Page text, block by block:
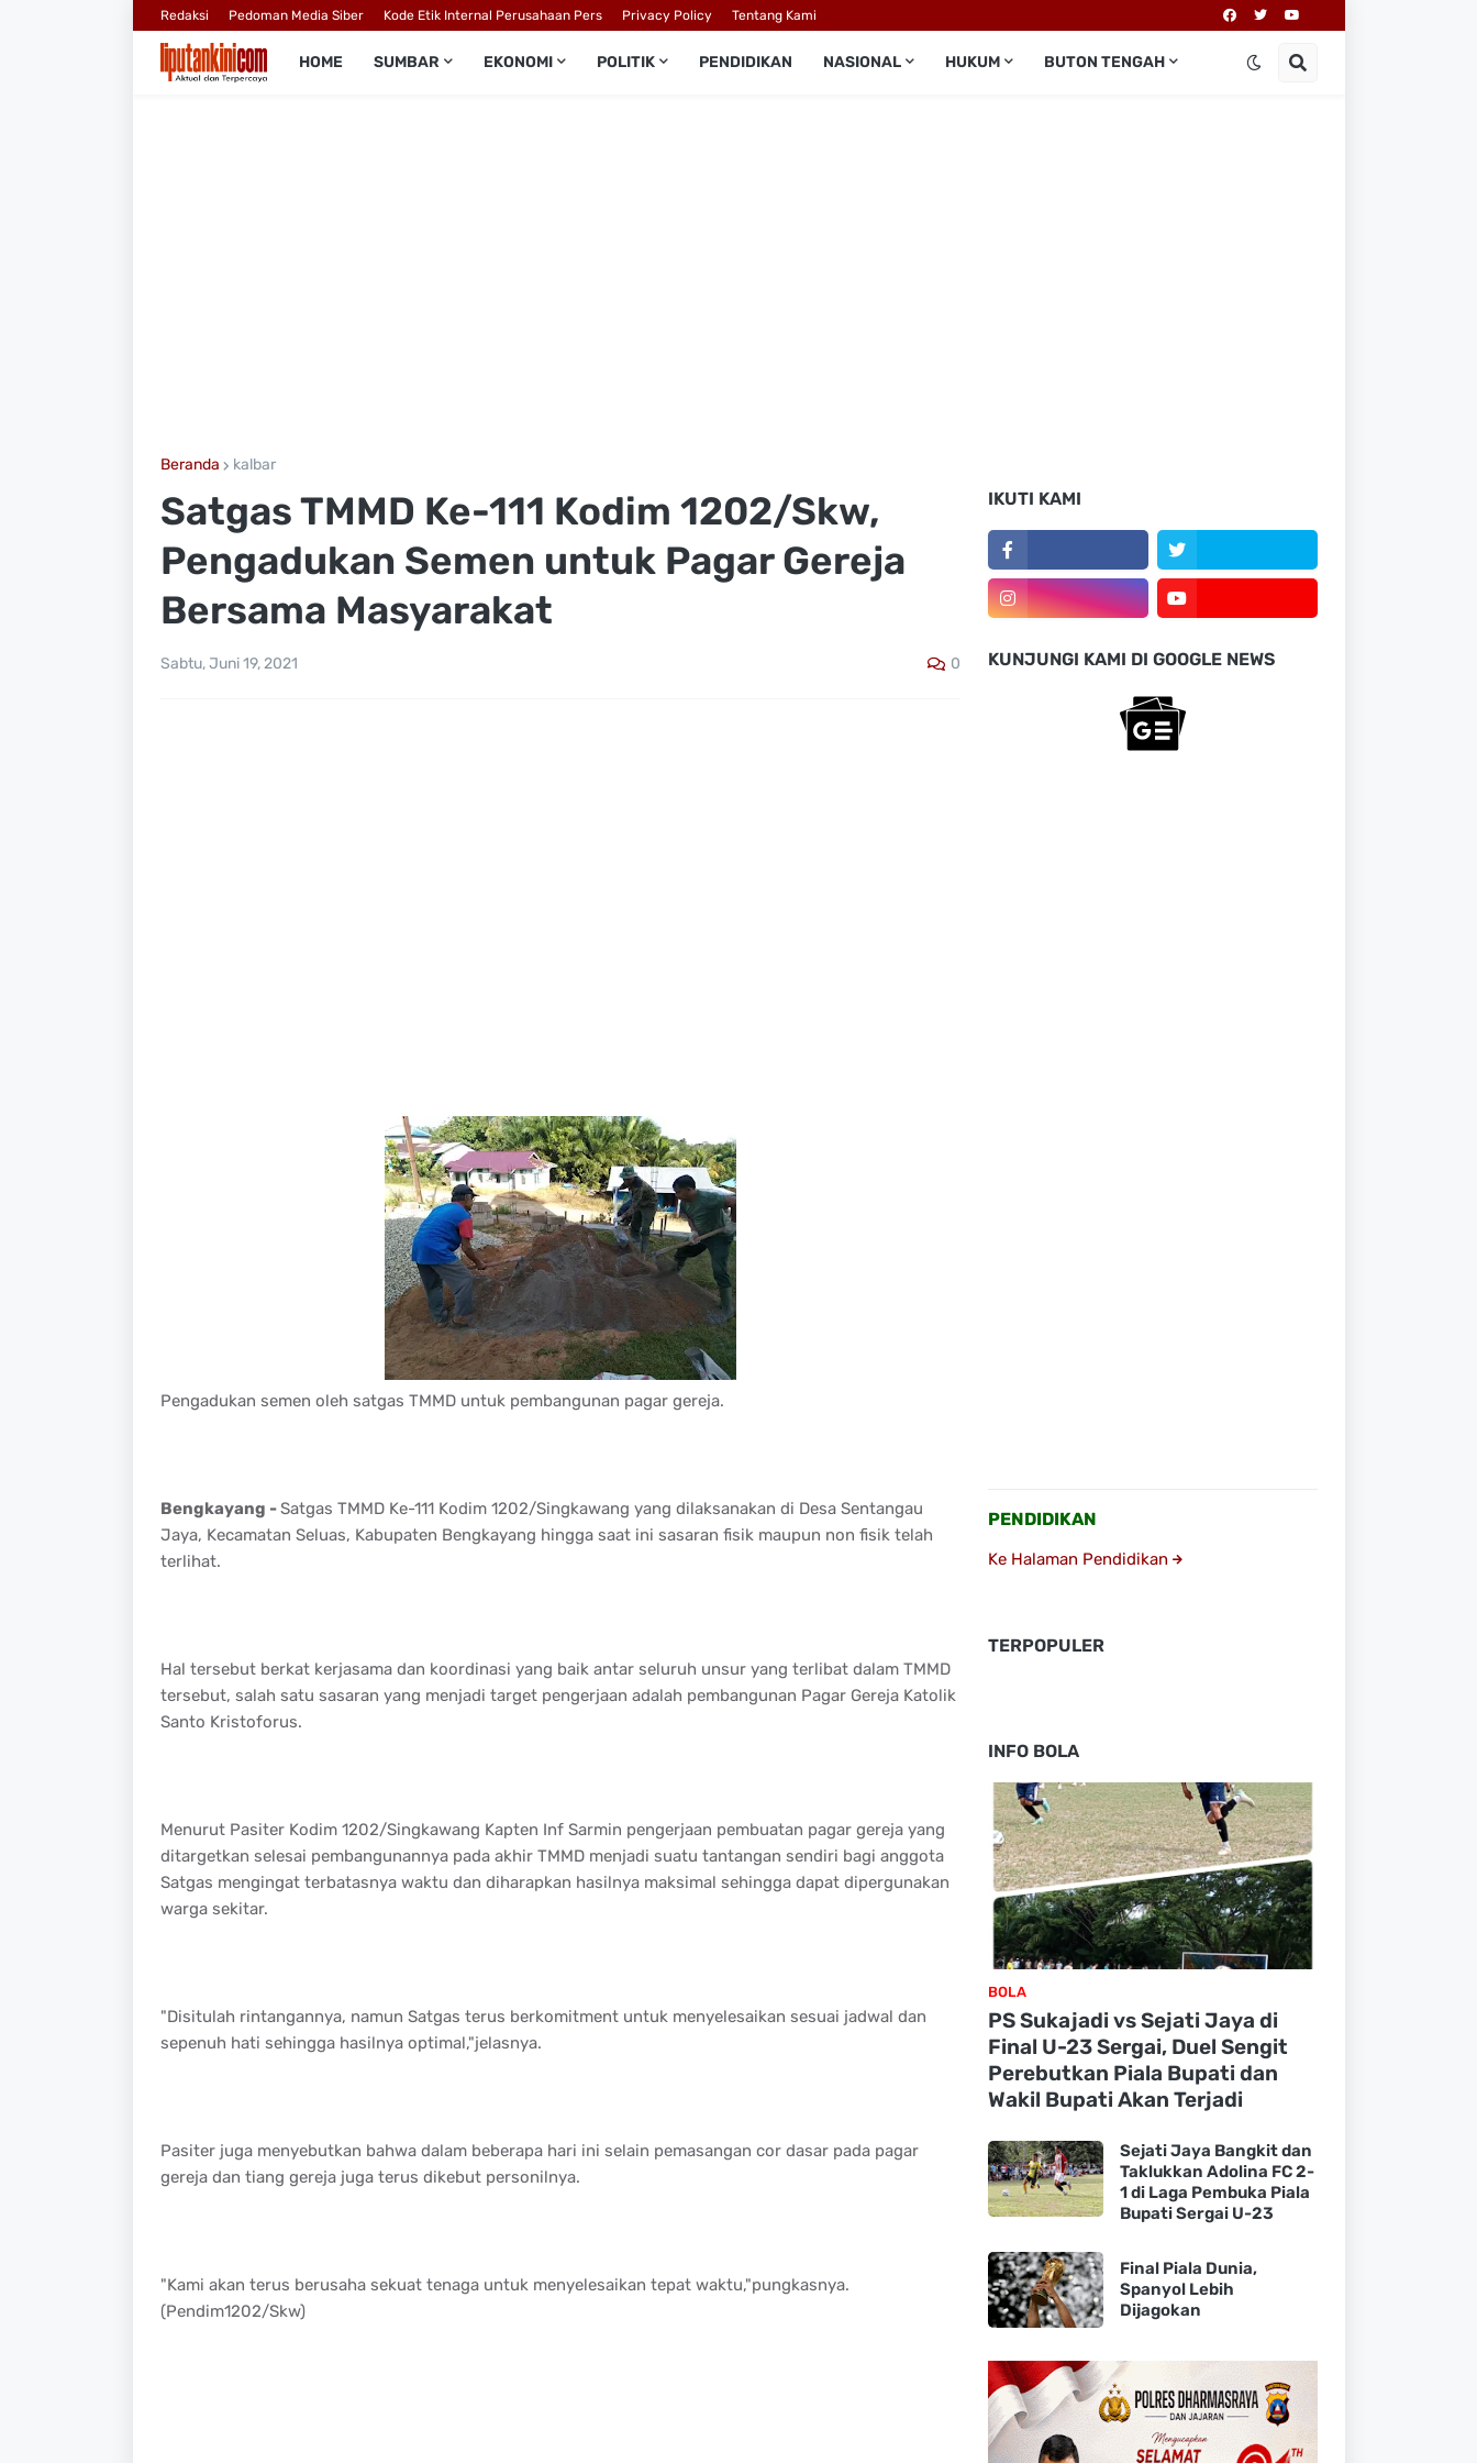
Redaksi Pedoman Media Siber Kode Etik Internal Perusahaan Pers Privacy Policy Tentang Kami
HOME SUMBAR EKONOMI POLITIK PENDIDIKAN NASIONAL HUKUM BUTON TENGAH
Beranda kalbar
Satgas TMMD Ke-111 Kodim 1202/Skw,
Pengadukan Semen untuk Pagar Gereja
Bersama Masyarakat
Sabtu, Juni 19, 2021 0
Pengadukan semen oleh satgas TMMD untuk pembangunan pagar gereja.
Bengkayang -Satgas TMMD Ke-111 Kodim 1202/Singkawang yang dilaksanakan di Desa Sentangau
Jaya, Kecamatan Seluas, Kabupaten Bengkayang hingga saat ini sasaran fisik maupun non fisik telah
terlihat.
Hal tersebut berkat kerjasama dan koordinasi yang baik antar seluruh unsur yang terlibat dalam TMMD
tersebut, salah satu sasaran yang menjadi target pengerjaan adalah pembangunan Pagar Gereja Katolik
Santo Kristoforus.
Menurut Pasiter Kodim 1202/Singkawang Kapten Inf Sarmin pengerjaan pembuatan pagar gereja yang
ditargetkan selesai pembangunannya pada akhir TMMD menjadi suatu tantangan sendiri bagi anggota
Satgas mengingat terbatasnya waktu dan diharapkan hasilnya maksimal sehingga dapat dipergunakan
warga sekitar.
"Disitulah rintangannya, namun Satgas terus berkomitment untuk menyelesaikan sesuai jadwal dan
sepenuh hati sehingga hasilnya optimal,"jelasnya.
Pasiter juga menyebutkan bahwa dalam beberapa hari ini selain pemasangan cor dasar pada pagar
gereja dan tiang gereja juga terus dikebut personilnya.
"Kami akan terus berusaha sekuat tenaga untuk menyelesaikan tepat waktu,"pungkasnya.
(Pendim1202/Skw)
IKUTI KAMI
KUNJUNGI KAMI DI GOOGLE NEWS
PENDIDIKAN
Ke Halaman Pendidikan
TERPOPULER
INFO BOLA
BOLA
PS Sukajadi vs Sejati Jaya di
Final U-23 Sergai, Duel Sengit
Perebutkan Piala Bupati dan
Wakil Bupati Akan Terjadi
Sejati Jaya Bangkit dan
Taklukkan Adolina FC 2-
1 di Laga Pembuka Piala
Bupati Sergai U-23
Final Piala Dunia,
Spanyol Lebih
Dijagokan